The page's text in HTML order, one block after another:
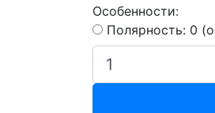
Особенности:
Полярность: 0